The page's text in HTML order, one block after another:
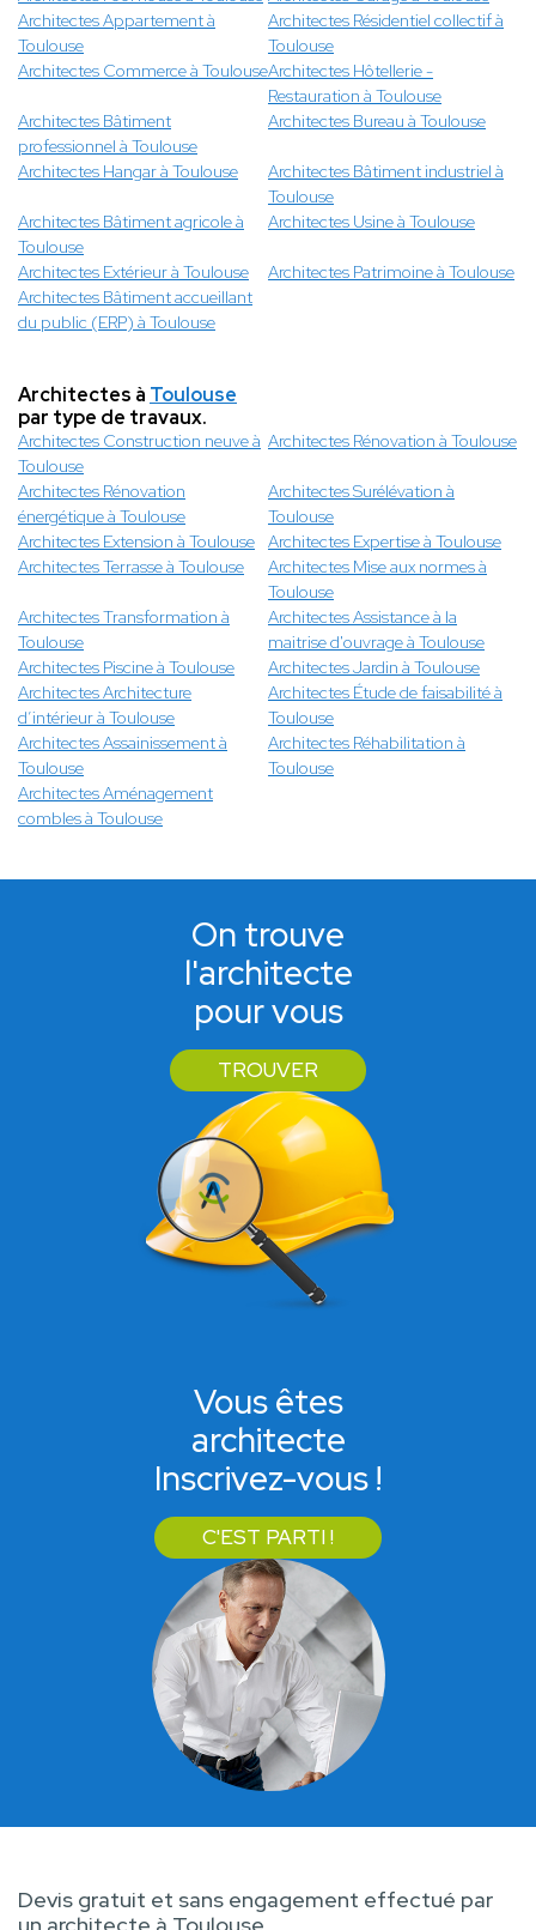
Architectes Appartement à
Toulouse
Architectes Résidentiel collectif à
Toulouse
Architectes Commerce à ToulouseArchitectes Hôtellerie -
Restauration à Toulouse
Architectes Bâtiment
professionnel à Toulouse
Architectes Bureau à Toulouse
Architectes Hangar à Toulouse
Architectes Bâtiment industriel à
Toulouse
Architectes Bâtiment agricole à
Toulouse
Architectes Usine à Toulouse
Architectes Extérieur à Toulouse
Architectes Patrimoine à Toulouse
Architectes Bâtiment accueillant
du public (ERP) à Toulouse
Architectes à Toulouse
par type de travaux.
Architectes Construction neuve à
Toulouse
Architectes Rénovation à Toulouse
Architectes Rénovation
énergétique à Toulouse
Architectes Surélévation à
Toulouse
Architectes Extension à Toulouse
Architectes Expertise à Toulouse
Architectes Terrasse à Toulouse
Architectes Mise aux normes à
Toulouse
Architectes Transformation à
Toulouse
Architectes Assistance à la
maitrise d'ouvrage à Toulouse
Architectes Piscine à Toulouse
Architectes Jardin à Toulouse
Architectes Architecture
d’intérieur à Toulouse
Architectes Étude de faisabilité à
Toulouse
Architectes Assainissement à
Toulouse
Architectes Réhabilitation à
Toulouse
Architectes Aménagement
combles à Toulouse
On trouve
l'architecte
pour vous
TROUVER
Vous êtes
architecte
Inscrivez-vous !
C'EST PARTI !
Devis gratuit et sans engagement effectué par